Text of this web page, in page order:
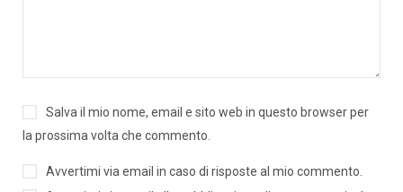
Salva il mio nome, email e sito web in questo browser per
la prossima volta che commento.
Avvertimi via email in caso di risposte al mio commento.